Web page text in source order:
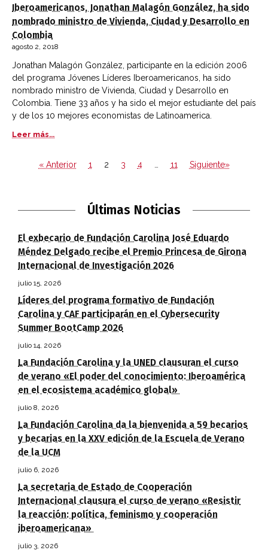
Iberoamericanos, Jonathan Malagón González, ha sido
nombrado ministro de Vivienda, Ciudad y Desarrollo en
Colombia
agosto 2, 2018
Jonathan Malagón González, participante en la edición 2006
del programa Jóvenes Líderes Iberoamericanos, ha sido
nombrado ministro de Vivienda, Ciudad y Desarrollo en
Colombia. Tiene 33 años y ha sido el mejor estudiante del país
y de los 10 mejores economistas de Latinoamerica.
Leer más...
« Anterior 1 2 3 4 11 Siguiente»
Últimas Noticias
El exbecario de Fundación Carolina José Eduardo
Méndez Delgado recibe el Premio Princesa de Girona
Internacional de Investigación 2026
julio 15, 2026
Líderes del programa formativo de Fundación
Carolina y CAF participarán en el Cybersecurity
Summer BootCamp 2026
julio 14, 2026
La Fundación Carolina y la UNED clausuran el curso
de verano «El poder del conocimiento: Iberoamérica
en el ecosistema académico global»
julio 8, 2026
La Fundación Carolina da la bienvenida a 59 becarios
y becarias en la XXV edición de la Escuela de Verano
de la UCM
julio 6, 2026
La secretaria de Estado de Cooperación
Internacional clausura el curso de verano «Resistir
la reacción: política, feminismo y cooperación
iberoamericana»
julio 3, 2026